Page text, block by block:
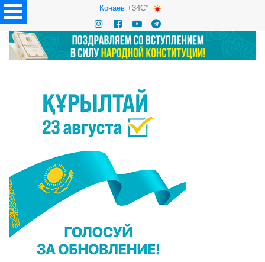
Конаев+34C°